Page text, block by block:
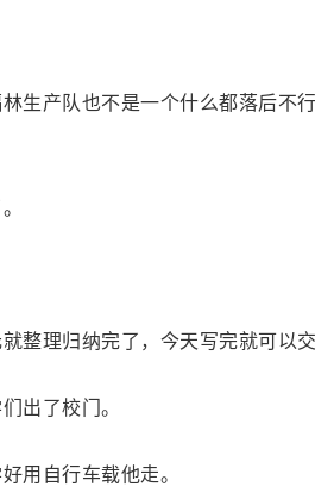
生产队也不是一个什么都落后不
整理归纳完了，今天写完就可以交
出了校门。
用自行车载他走。